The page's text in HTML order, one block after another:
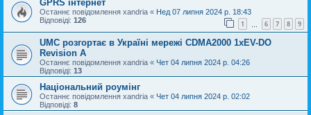
GPRS інтернет
Останнє повідомлення xandria « Нед 07 липня 2024 р. 18:43
Відповіді: 126 1 6 7 8 9
UMC розгортає в Україні мережі CDMA2000 1xEV-DO
Revision A
Останнє повідомлення xandria « Чет 04 липня 2024 р. 04:26
Відповіді: 13
Національний роумінг
Останнє повідомлення xandria « Чет 04 липня 2024 р. 02:02
Відповіді: 8